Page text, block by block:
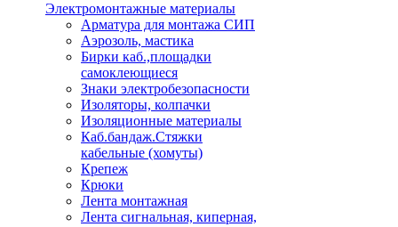
Электромонтажные материалы
Арматура для монтажа СИП
Аэрозоль, мастика
Бирки каб.,площадки
самоклеющиеся
Знаки электробезопасности
Изоляторы, колпачки
Изоляционные материалы
Каб.бандаж.Стяжки
кабельные (хомуты)
Крепеж
Крюки
Лента монтажная
Лента сигнальная, киперная,